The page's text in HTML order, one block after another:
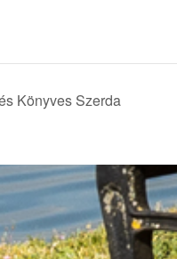
Könyves Szerda